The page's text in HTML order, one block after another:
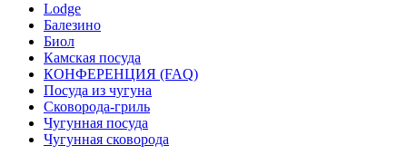
Lodge
Балезино
Биол
Камская посуда
КОНФЕРЕНЦИЯ (FAQ)
Посуда из чугуна
Сковорода-гриль
Чугунная посуда
Чугунная сковорода